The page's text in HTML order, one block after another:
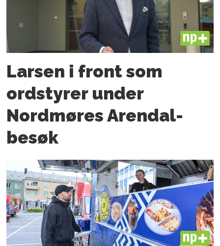
PLUS
Larsen i front som
ordstyrer under
Nordmøres Arendal-
besøk
PLUS